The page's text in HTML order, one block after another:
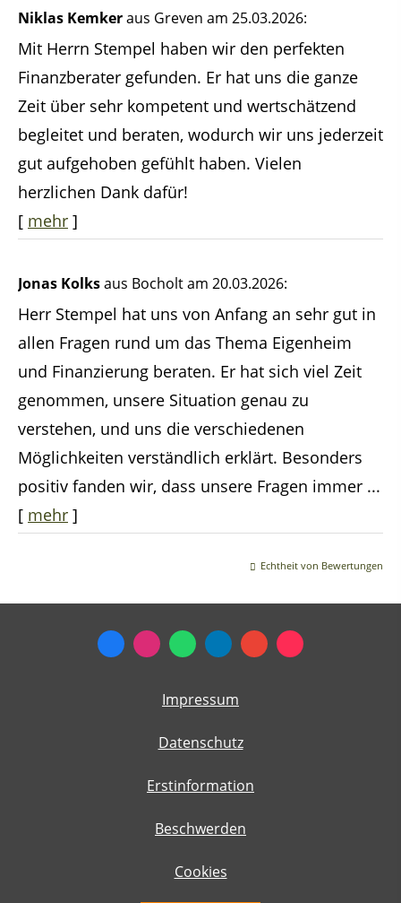
Niklas Kemkeraus Greven am 25.03.2026:
Mit Herrn Stempel haben wir den perfekten
Finanzberater gefunden. Er hat uns die ganze
Zeit über sehr kompetent und wertschätzend
begleitet und beraten, wodurch wir uns jederzeit
gut aufgehoben gefühlt haben. Vielen
herzlichen Dank dafür!
[ mehr ]
Jonas Kolksaus Bocholtam 20.03.2026:
Herr Stempel hat uns von Anfang an sehr gut in
allen Fragen rund um das Thema Eigenheim
und Finanzierung beraten. Er hat sich viel Zeit
genommen, unsere Situation genau zu
verstehen, und uns die verschiedenen
Möglichkeiten verständlich erklärt. Besonders
positiv fanden wir, dass unsere Fragen immer ...
[ mehr ]
Echtheit von Bewertungen
Impressum
Datenschutz
Erstinformation
Beschwerden
Cookies